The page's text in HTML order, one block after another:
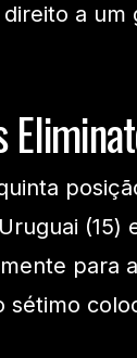
a um
(15)
para
sétimo